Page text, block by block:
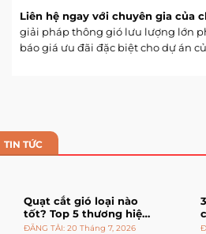
Liên hệ ngay với chuyên gia của
giải pháp thông gió lưu lượng lớn
báo giá ưu đãi đặc biệt cho dự án
TIN TỨC
Quạt cắt gió loại nào
tốt? Top 5 thương hiệu
đáng mua20 Tháng 7, 2026